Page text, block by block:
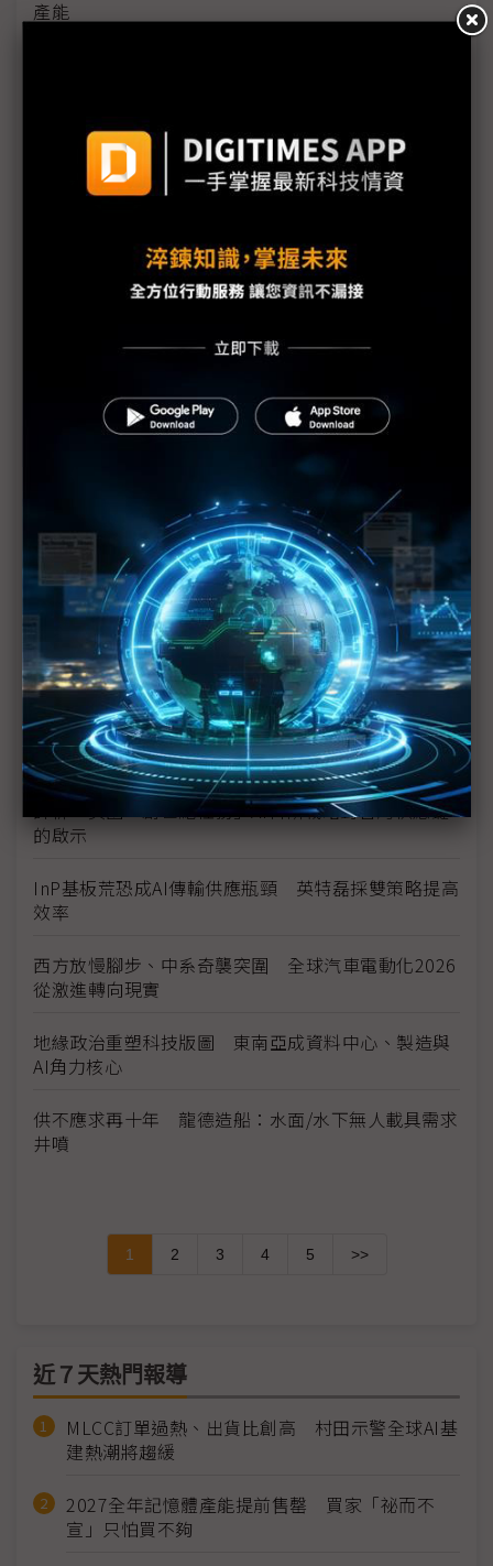
產能
川普10萬美元H-1B簽證費用爭議延燒 美國商會提起
如何綁住晶圓代工龍頭手腳
從DeepSeek到H200鬆綁 盤點NVIDIA 2025年十大
H200效能翻6倍、價格增3成 NVIDIA「清庫存」仍
讓中國動心
豐田目標2026全球生產破千萬輛 HEV需求強勁跨越
電動車放緩影響
東南亞各國與美貿易協議持續推進 2026聚焦關鍵礦
產、轉口問題
陳立武與川普關鍵40分鐘會談 將政治阻力化為英特
爾資金
評析：美國「創世紀任務」AI科研戰略對台灣供應鏈
的啟示
InP基板荒恐成AI傳輸供應瓶頸 英特磊採雙策略提高
效率
西方放慢腳步、中系奇襲突圍 全球汽車電動化2026
從激進轉向現實
地緣政治重塑科技版圖 東南亞成資料中心、製造與
AI角力核心
供不應求再十年 龍德造船：水面/水下無人載具需求
井噴
1 2 3 4 5 >>
近７天熱門報導
MLCC訂單過熱、出貨比創高 村田示警全球AI基
建熱潮將趨緩
2027全年記憶體產能提前售罄 買家「祕而不
宣」只怕買不夠